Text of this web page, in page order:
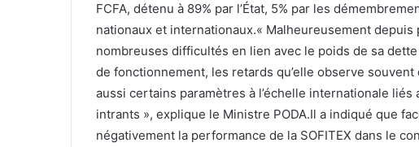
FCFA, détenu à 89% par l’État, 5% par les
nationaux et internationaux.« Malheureusement depuis
nombreuses difficultés en lien avec le poids de sa
de fonctionnement, les retards qu’elle observe
aussi certains paramètres à l’échelle internationale
intrants », explique le Ministre PODA.Il a indiqué que
négativement la performance de la SOFITEX dans le